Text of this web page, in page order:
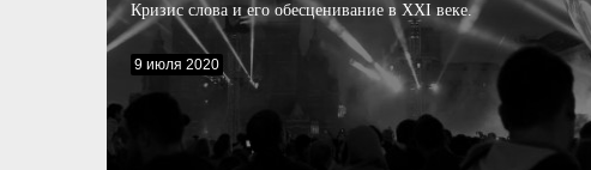
Кризис слова и его обесценивание в XXI веке.
9 июля 2020